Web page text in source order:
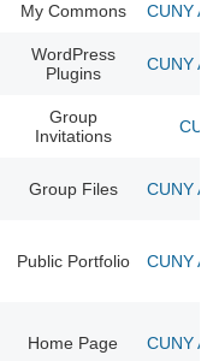
My Commons CUNY
WordPress
Plugins
CUNY
Group
Invitations
Group Files CUNY
Public Portfolio CUNY
Home Page CUNY